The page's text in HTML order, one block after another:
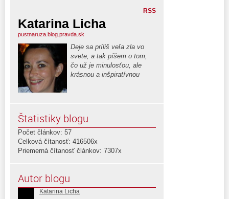
RSS
Katarina Licha
pustnaruza.blog.pravda.sk
Deje sa príliš veľa zla vo
svete, a tak píšem o tom,
čo už je minulosťou, ale
krásnou a inšpiratívnou
Štatistiky blogu
Počet článkov: 57
Celková čítanosť: 416506x
Priemerná čítanosť článkov: 7307x
Autor blogu
Katarina Licha